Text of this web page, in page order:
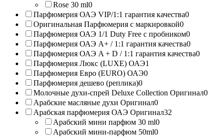
Rose 30 ml0
Парфюмерия ОАЭ VIP/1:1 гарантия качества0
Оригинальная Парфюмерия с маркировкой0
Парфюмерия ОАЭ 1/1 Duty Free с пробником0
Парфюмерия ОАЭ A+ / 1:1 гарантия качества0
Парфюмерия ОАЭ A + D / 1:1 гарантия качества0
Парфюмерия Люкс (LUXE) ОАЭ1
Парфюмерия Евро (EURO) ОАЭ0
Парфюмерия дешево (реплика)0
Молочные духи-спрей Deluxe Collection Оригинал0
Арабские масляные духи Оригинал0
Арабская парфюмерия ОАЭ Оригинал32
Арабский мини парфюм 30 ml0
Арабский мини-парфюм 50ml0